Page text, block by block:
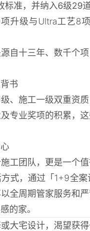
标准，并纳入6级29
升级与Ultra工艺8
自十三年、数千个
书
、施工一级双重资质
专业奖项的积累，
工团队，更是一个
式，通过「1+9全
全周期管家服务和
的家。
大宅设计，渴望获